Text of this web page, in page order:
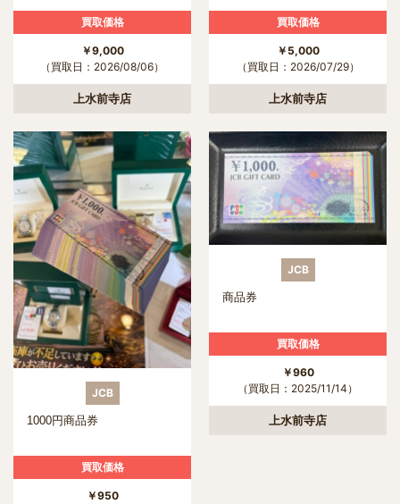
買取価格
￥9,000
（買取日：2026/08/06）
上水前寺店
買取価格
￥5,000
（買取日：2026/07/29）
上水前寺店
JCB
1000円商品券
買取価格
￥950
JCB
商品券
買取価格
￥960
（買取日：2025/11/14）
上水前寺店